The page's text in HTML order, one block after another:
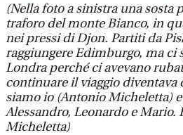
(Nella foto a sinistra una sosta
traforo del monte Bianco, in
nei pressi di Djon. Partiti da
raggiungere Edimburgo, ma ci
Londra perché ci avevano
continuare il viaggio
siamo io (Antonio Micheletta)
Alessandro, Leonardo e Mario.
Micheletta)